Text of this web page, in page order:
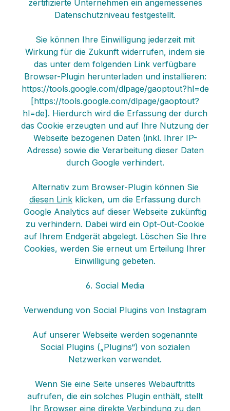
zertifizierte Unternehmen ein angemessenes
Datenschutzniveau festgestellt.
Sie können Ihre Einwilligung jederzeit mit
Wirkung für die Zukunft widerrufen, indem sie
das unter dem folgenden Link verfügbare
Browser-Plugin herunterladen und installieren:
https://tools.google.com/dlpage/gaoptout?hl=de
[https://tools.google.com/dlpage/gaoptout?
hl=de]. Hierdurch wird die Erfassung der durch
das Cookie erzeugten und auf Ihre Nutzung der
Webseite bezogenen Daten (inkl. Ihrer IP-
Adresse) sowie die Verarbeitung dieser Daten
durch Google verhindert.
Alternativ zum Browser-Plugin können Sie
diesen Link klicken, um die Erfassung durch
Google Analytics auf dieser Webseite zukünftig
zu verhindern. Dabei wird ein Opt-Out-Cookie
auf Ihrem Endgerät abgelegt. Löschen Sie Ihre
Cookies, werden Sie erneut um Erteilung Ihrer
Einwilligung gebeten.
6. Social Media
Verwendung von Social Plugins von Instagram
Auf unserer Webseite werden sogenannte
Social Plugins („Plugins“) von sozialen
Netzwerken verwendet.
Wenn Sie eine Seite unseres Webauftritts
aufrufen, die ein solches Plugin enthält, stellt
Ihr Browser eine direkte Verbindung zu den